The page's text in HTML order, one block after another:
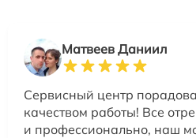
Матвеев Даниил
Сервисный центр
качеством работы! Все
и профессионально, наш